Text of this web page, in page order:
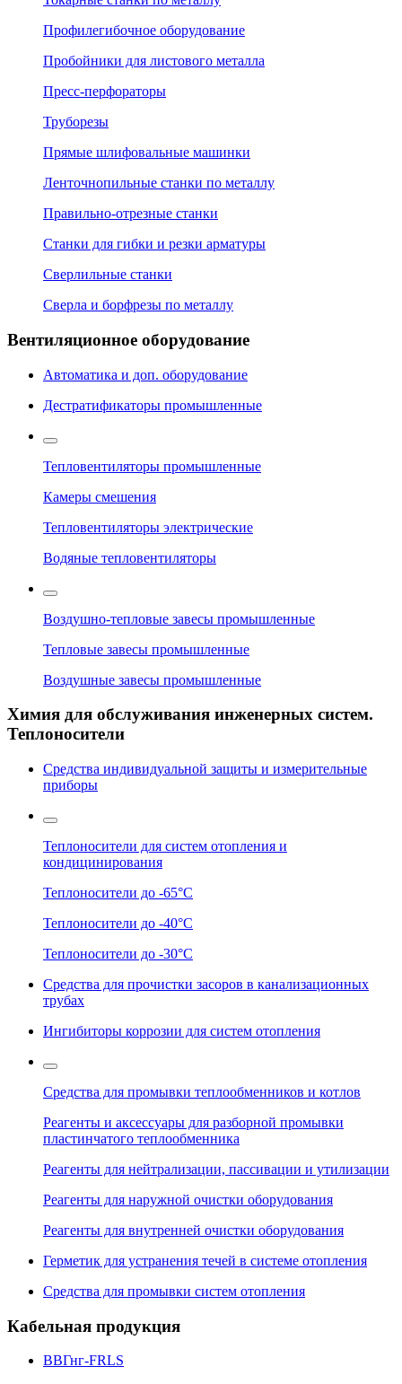
Профилегибочное оборудование
Пробойники для листового металла
Пресс-перфораторы
Труборезы
Прямые шлифовальные машинки
Ленточнопильные станки по металлу
Правильно-отрезные станки
Станки для гибки и резки арматуры
Сверлильные станки
Сверла и борфрезы по металлу
Вентиляционное оборудование
Автоматика и доп. оборудование
Дестратификаторы промышленные
Тепловентиляторы промышленные
Камеры смешения
Тепловентиляторы электрические
Водяные тепловентиляторы
Воздушно-тепловые завесы промышленные
Тепловые завесы промышленные
Воздушные завесы промышленные
Химия для обслуживания инженерных систем.
Теплоносители
Средства индивидуальной защиты и измерительные
приборы
Теплоносители для систем отопления и
кондицинирования
Теплоносители до -65°C
Теплоносители до -40°C
Теплоносители до -30°C
Средства для прочистки засоров в канализационных
трубах
Ингибиторы коррозии для систем отопления
Средства для промывки теплообменников и котлов
Реагенты и аксессуары для разборной промывки
пластинчатого теплообменника
Реагенты для нейтрализации, пассивации и утилизации
Реагенты для наружной очистки оборудования
Реагенты для внутренней очистки оборудования
Герметик для устранения течей в системе отопления
Средства для промывки систем отопления
Кабельная продукция
ВВГнг-FRLS